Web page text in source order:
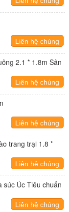
tôi
Liên hệ chúng
tôi
2.1 * 1.8m Sân
Liên hệ chúng
tôi
Liên hệ chúng
tôi
trang trại 1.8 *
Liên hệ chúng
tôi
súc Úc Tiêu chuẩn
Liên hệ chúng